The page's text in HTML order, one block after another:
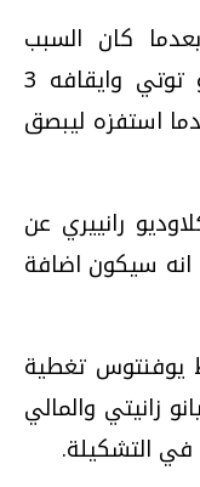
كان السبب
الرئيس لطرد نجمهم فرانشيسكو توتي وايقافه 3
خلال كأس اوروبا 2004 بعدما استفزه ليبصق
رانييري عن
انه سيكون اضافة
تغطية
زانيتي والمالي
التشكيلة.